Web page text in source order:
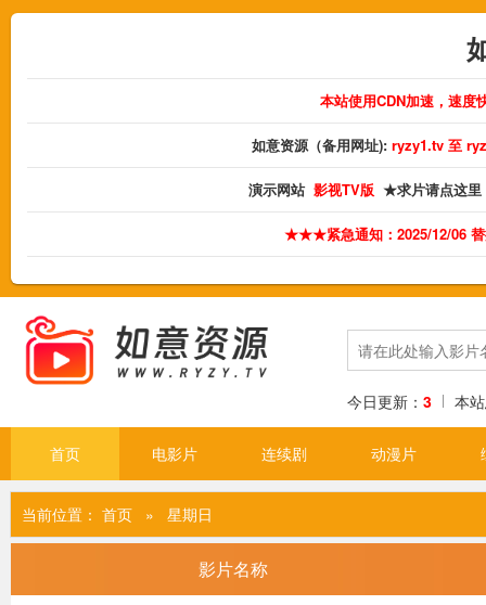
本站使用CDN加速，速度
如意资源（备用网址):ryzy1.tv 至
演示网站 影视TV版 ★求片请点这
★★★紧急通知：2025/12/06 替
今日更新： 3 本
首页 电影片 连续剧 动漫片
当前位置： 首页 » 星期日
影片名称